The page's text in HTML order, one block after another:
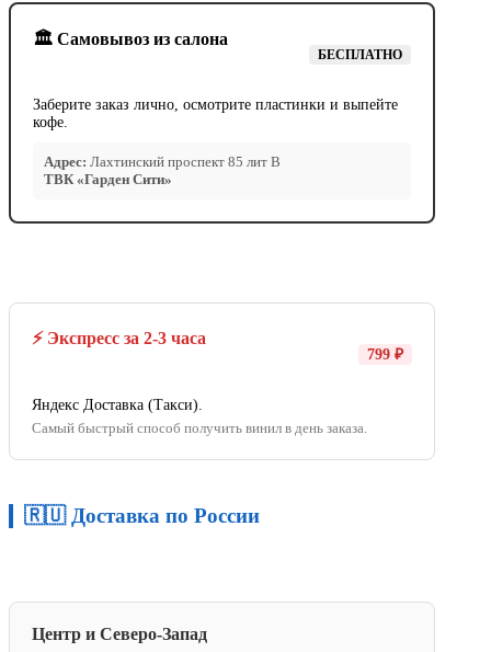
🏛️ Самовывоз из салона
БЕСПЛАТНО
Заберите заказ лично, осмотрите пластинки и выпейте
кофе.
Адрес: Лахтинский проспект 85 лит В
ТВК «Гарден Сити»
⚡ Экспресс за 2-3 часа
799 ₽
Яндекс Доставка (Такси).
Самый быстрый способ получить винил в день заказа.
🇷🇺 Доставка по России
Центр и Северо-Запад